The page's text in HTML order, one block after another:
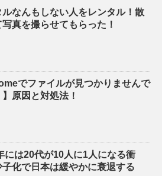
ルなんもしない人をレンタル！散
真を撮らせてもらった！
でファイルが見つかりませんで
】原因と対処法！
には20代が10人に1人になる衝
子化で日本は緩やかに衰退する